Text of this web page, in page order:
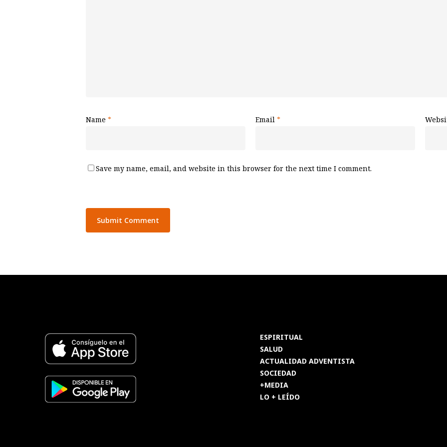
Name * Email *
Save my name, email, and website in this browser for the next time I comment.
ESPIRITUAL
SALUD
ACTUALIDAD ADVENTISTA
SOCIEDAD
+MEDIA
LO + LEÍDO